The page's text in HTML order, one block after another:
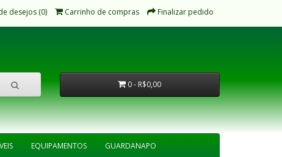
desejos (0) Carrinho de compras Finalizar pedido
0 - R$0,00
EQUIPAMENTOS GUARDANAPO